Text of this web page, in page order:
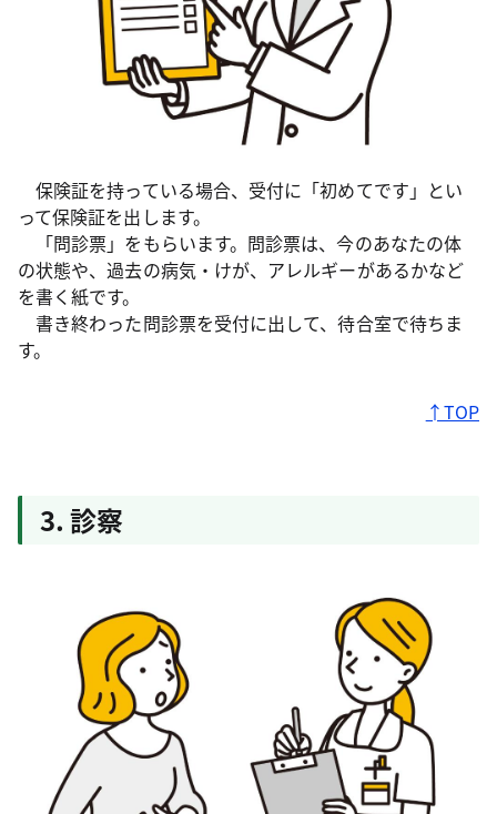
保険証を持っている場合、受付に「初めてです」とい
って保険証を出します。
「問診票」をもらいます。問診票は、今のあなたの体
の状態や、過去の病気・けが、アレルギーがあるかなど
を書く紙です。
書き終わった問診票を受付に出して、待合室で待ちま
す。
↑TOP
3. 診察